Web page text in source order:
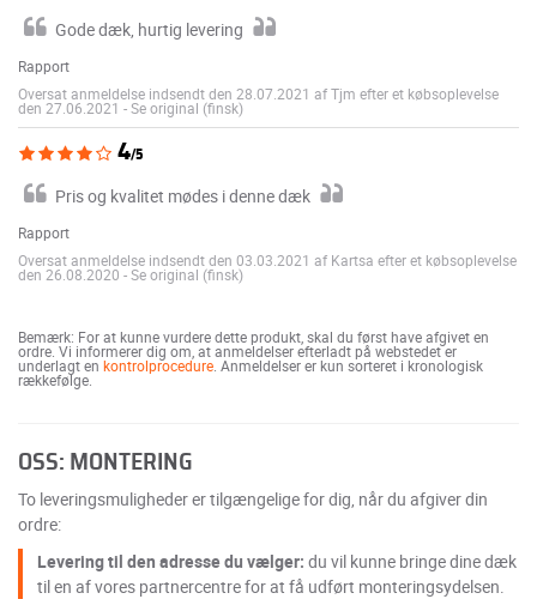
Gode dæk, hurtig levering
Rapport
Oversat anmeldelse indsendt den 28.07.2021 af Tjm efter et købsoplevelse
den 27.06.2021 -Se original (finsk)
4/5
Pris og kvalitet mødes i denne dæk
Rapport
Oversat anmeldelse indsendt den 03.03.2021 af Kartsa efter et købsoplevelse
den 26.08.2020 -Se original (finsk)
Bemærk: For at kunne vurdere dette produkt, skal du først have afgivet en
ordre. Vi informerer dig om, at anmeldelser efterladt på webstedet er
underlagt en kontrolprocedure . Anmeldelser er kun sorteret i kronologisk
rækkefølge.
OSS: MONTERING
To leveringsmuligheder er tilgængelige for dig, når du afgiver din
ordre:
Levering til den adresse du vælger: du vil kunne bringe dine dæk
til en af vores partnercentre for at få udført monteringsydelsen.